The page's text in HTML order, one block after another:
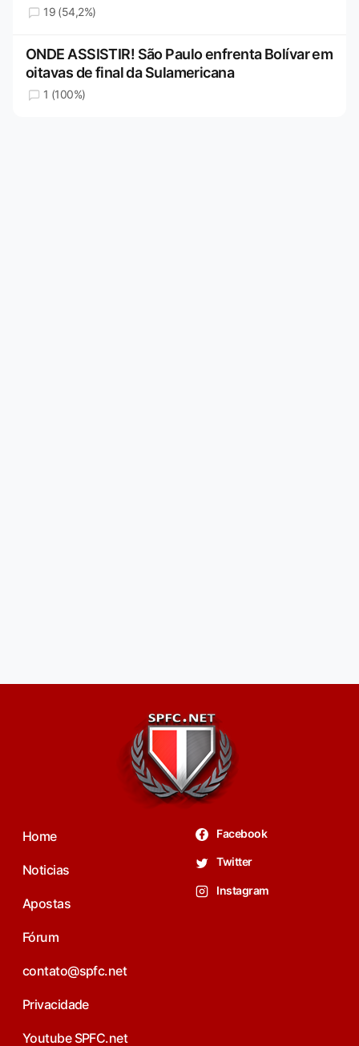
19 (54,2%)
ONDE ASSISTIR! São Paulo enfrenta Bolívar em
oitavas de final da Sulamericana
1 (100%)
Home
Noticias
Apostas
Fórum
contato@spfc.net
Privacidade
Youtube SPFC.net
Facebook
Twitter
Instagram